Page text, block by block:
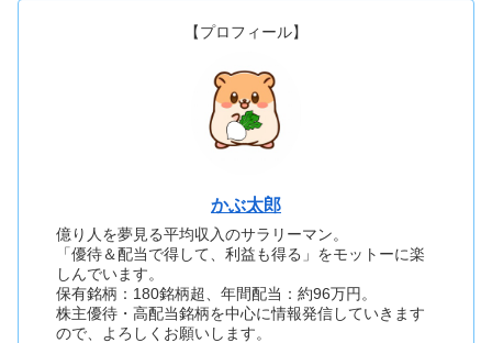
【プロフィール】
かぶ太郎
億り人を夢見る平均収入のサラリーマン。
「優待＆配当で得して、利益も得る」をモットーに楽
しんでいます。
保有銘柄：180銘柄超、年間配当：約96万円。
株主優待・高配当銘柄を中心に情報発信していきます
ので、よろしくお願いします。